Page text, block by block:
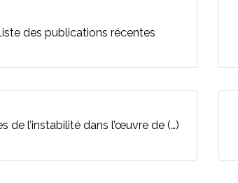
des publications récentes
de l’instabilité dans l’œuvre de (…)